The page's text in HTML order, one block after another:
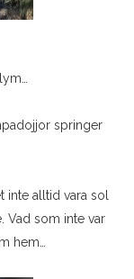
springer
inte alltid vara sol
Vad som inte var
hem…